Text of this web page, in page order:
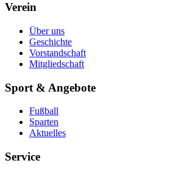
Verein
Über uns
Geschichte
Vorstandschaft
Mitgliedschaft
Sport & Angebote
Fußball
Sparten
Aktuelles
Service